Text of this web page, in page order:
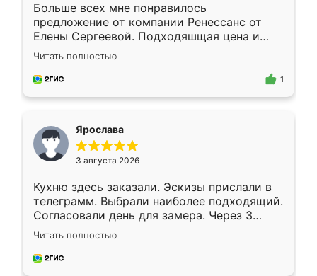
Больше всех мне понравилось
предложение от компании Ренессанс от
Елены Сергеевой. Подходяшщая цена и
короткие сроки изготовления. Приехавший
для замера сотрудник Владислав
предложил по моему эскизу самый
Читать полностью
1
Ярослава
3 августа 2026
Кухню здесь заказали. Эскизы прислали в
телеграмм. Выбрали наиболее подходящий.
Согласовали день для замера. Через 3
недели кухня была уже готова. Остались
довольны работой. Спасибо Ренессанс
мебель за качественную работу!
Читать полностью